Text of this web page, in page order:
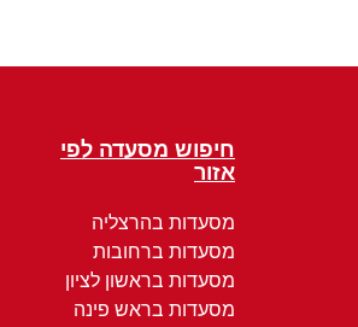
חיפוש מסעדה לפי
אזור
מסעדות בהרצליה
מסעדות ברחובות
מסעדות בראשון לציון
מסעדות בראש פינה